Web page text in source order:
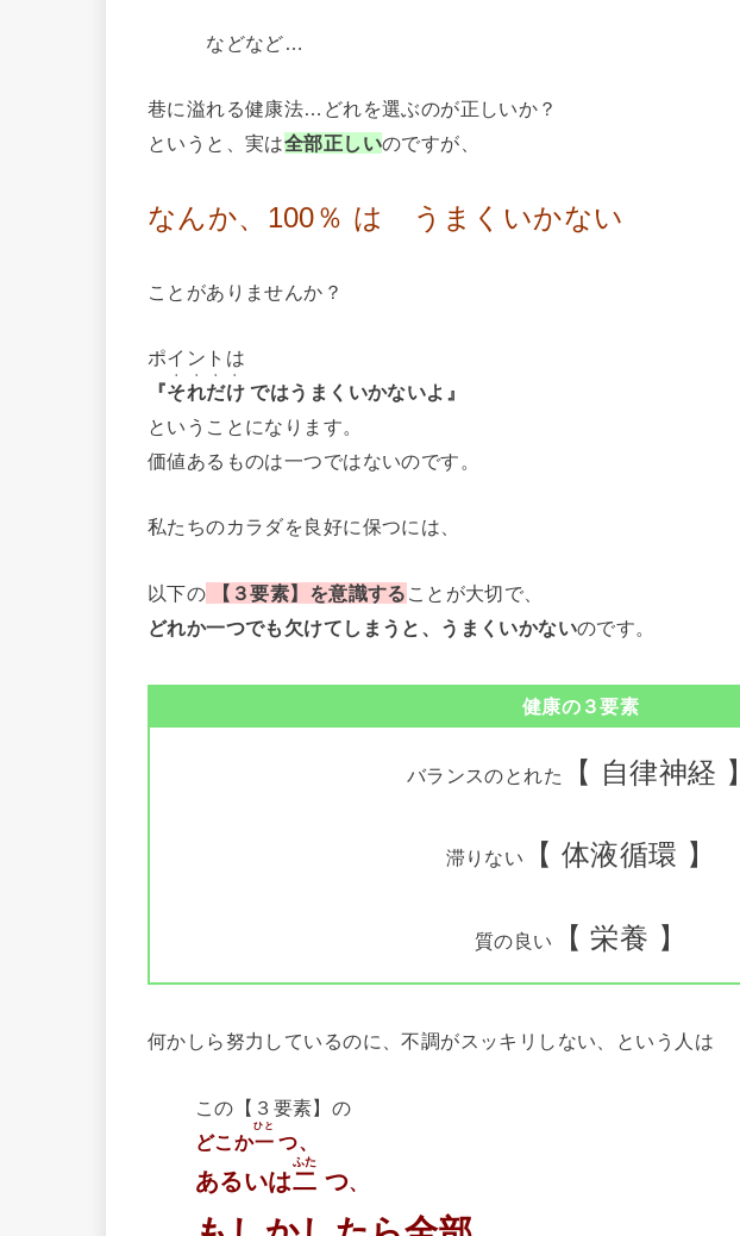
などなど…
巷に溢れる健康法…どれを選ぶのが正しいか？
というと、実は全部正しいのですが、
なんか、100％ は うまくいかない
ことがありませんか？
ポイントは
『それだけ
・・・・
ではうまくいかないよ』
ということになります。
価値あるものは一つではないのです。
私たちのカラダを良好に保つには、
以下の 【３要素】を意識する ことが大切で、
どれか一つでも欠けてしまうと、うまくいかないのです。
健康の３要素
バランスのとれた 【 自律神経 】
滞りない 【 体液循環 】
質の良い 【 栄養 】
何かしら努力しているのに、不調がスッキリしない、という人は
この【３要素】の
どこか一
ひと
つ、
あるいは二
ふた
つ